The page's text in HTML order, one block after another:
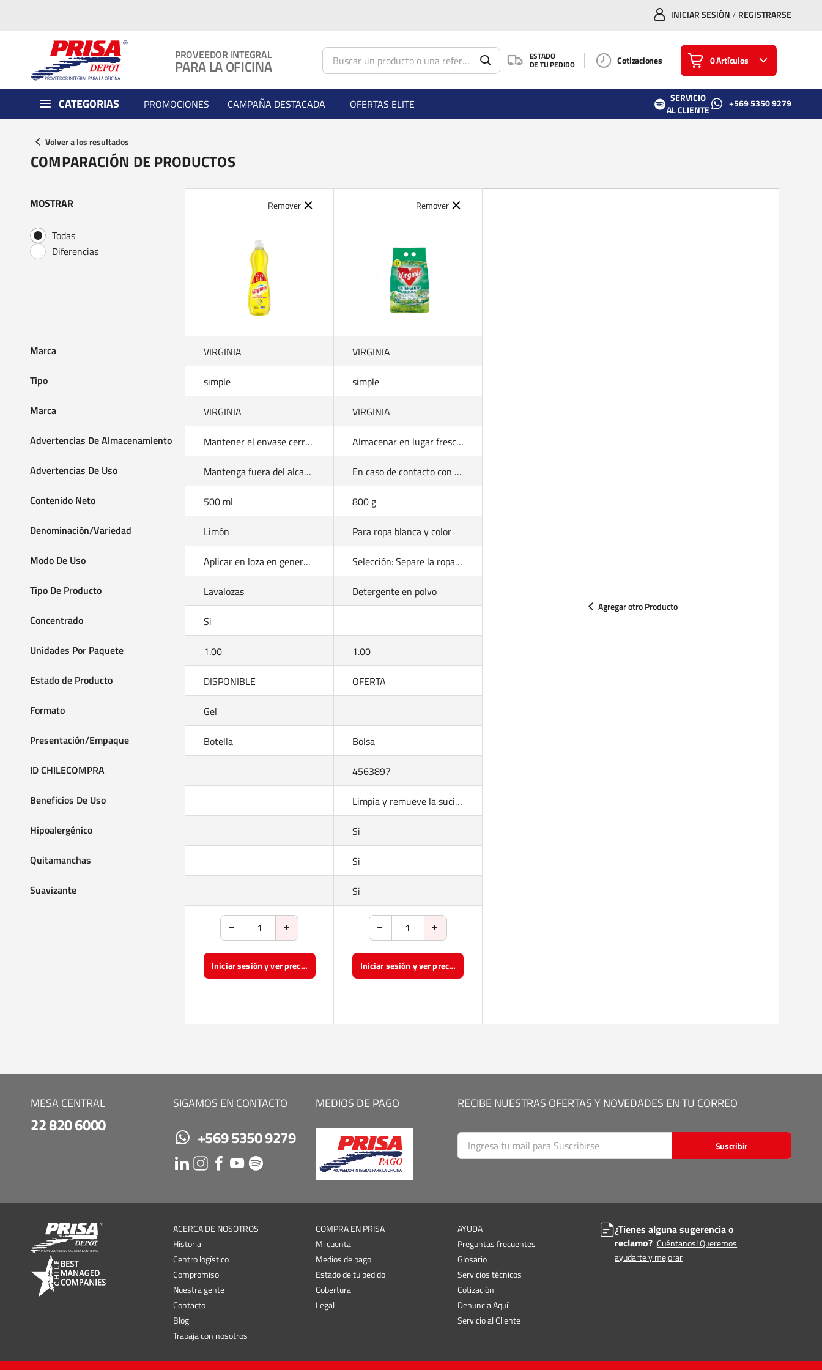
INICIAR SESIÓN / REGISTRARSE
PROVEEDOR INTEGRAL
PARA LA OFICINA
ESTADO
DE TU PEDIDO Cotizaciones 0 Artículos
CATEGORIAS PROMOCIONES CAMPAÑA DESTACADA OFERTAS ELITE
SERVICIO
AL CLIENTE
+569 5350 9279
Volver a los resultados
COMPARACIÓN DE PRODUCTOS
MOSTRAR
Todas
Diferencias
Marca
Tipo
Marca
Advertencias De Almacenamiento
Advertencias De Uso
Contenido Neto
Denominación/Variedad
Modo De Uso
Tipo De Producto
Concentrado
Unidades Por Paquete
Estado de Producto
Formato
Presentación/Empaque
ID CHILECOMPRA
Beneficios De Uso
Hipoalergénico
Quitamanchas
Suavizante
Remover
VIRGINIA
simple
VIRGINIA
Mantener el envase cerrado a temperatura ambiente y de pie para evitar que se derrame.
Mantenga fuera del alcance de los niños. En caso de contacto con ojos, lave inmediatamente con abundante agua
500 ml
Limón
Aplicar en loza en general, cubiertos, vasos y todo utensilio utilizado en la cocina.
Lavalozas
Si
1.00
DISPONIBLE
Gel
Botella
Iniciar sesión y ver precios
Remover
VIRGINIA
simple
VIRGINIA
Almacenar en lugar fresco y seco. Mantenga el producto en su envase original.
En caso de contacto con los ojos lave inmediatamente con abundante agua. En caso de ingestión no provoque el vómito, beba abundante agua y consulte inmediatamente al CITUC o a un centro médico llevando el envase o rótulo del producto
800 g
Para ropa blanca y color
Selección: Separe la ropa blanca de la de color. No lave las prendas con el símbolo (no lavar). Dosificación: Agregue el detergente en polvo en la gaveta destinada para esto.
Detergente en polvo
1.00
OFERTA
Bolsa
4563897
Limpia y remueve la suciedad
Si
Si
Si
Iniciar sesión y ver precios
Agregar otro Producto
MESA CENTRAL
22 820 6000
SIGAMOS EN CONTACTO
+569 5350 9279
MEDIOS DE PAGO RECIBE NUESTRAS OFERTAS Y NOVEDADES EN TU CORREO
Suscribir
ACERCA DE NOSOTROS
Historia
Centro logístico
Compromiso
Nuestra gente
Contacto
Blog
Trabaja con nosotros
COMPRA EN PRISA
Mi cuenta
Medios de pago
Estado de tu pedido
Cobertura
Legal
AYUDA
Preguntas frecuentes
Glosario
Servicios técnicos
Cotización
Denuncia Aquí
Servicio al Cliente
¿Tienes alguna sugerencia o
reclamo? ¡Cuéntanos! Queremos
ayudarte y mejorar